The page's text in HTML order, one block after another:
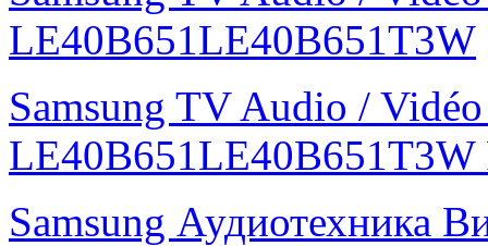
LE40B651LE40B651T3W
Samsung TV Audio /
LE40B651LE40B651T3W
Samsung Аудиотехника